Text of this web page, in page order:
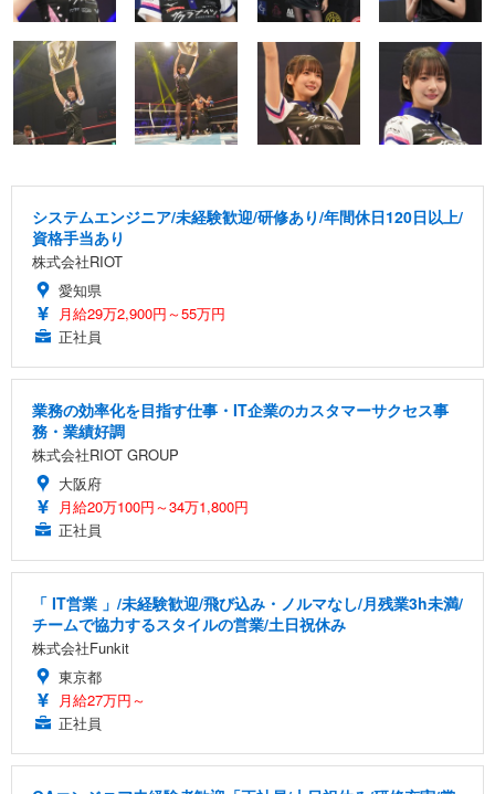
システムエンジニア/未経験歓迎/研修あり/年間休日120日以上/
資格手当あり
株式会社RIOT
愛知県
月給29万2,900円～55万円
正社員
業務の効率化を目指す仕事・IT企業のカスタマーサクセス事
務・業績好調
株式会社RIOT GROUP
大阪府
月給20万100円～34万1,800円
正社員
「 IT営業 」/未経験歓迎/飛び込み・ノルマなし/月残業3h未満/
チームで協力するスタイルの営業/土日祝休み
株式会社Funkit
東京都
月給27万円～
正社員